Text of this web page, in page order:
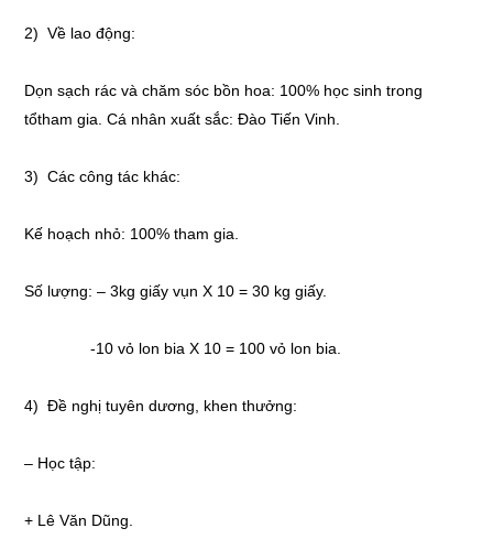
2) Về lao động:
Dọn sạch rác và chăm sóc bồn hoa: 100% học sinh trong
tổtham gia. Cá nhân xuất sắc: Đào Tiến Vinh.
3) Các công tác khác:
Kế hoạch nhỏ: 100% tham gia.
Số lượng: – 3kg giấy vụn X 10 = 30 kg giấy.
-10 vỏ lon bia X 10 = 100 vỏ lon bia.
4) Đề nghị tuyên dương, khen thưởng:
– Học tập:
+ Lê Văn Dũng.